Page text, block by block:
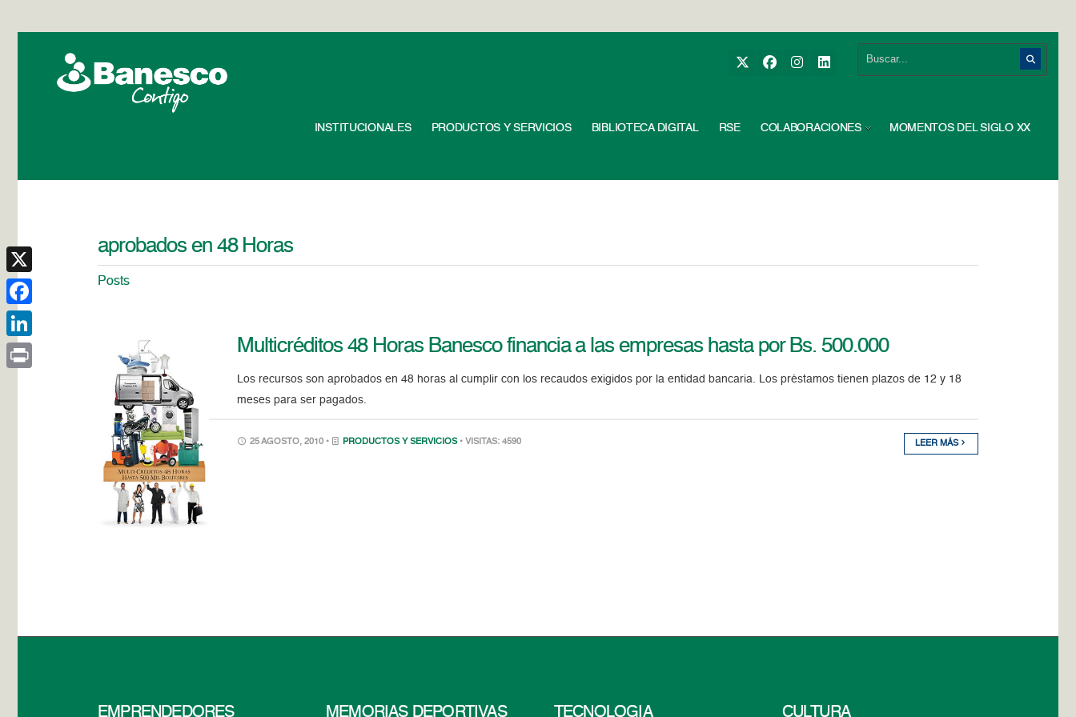
INSTITUCIONALES PRODUCTOS Y SERVICIOS BIBLIOTECA DIGITAL RSE COLABORACIONES MOMENTOS DEL SIGLO XX
aprobados en 48 Horas
Posts
Multicréditos 48 Horas Banesco financia a las empresas hasta por Bs. 500.000
Los recursos son aprobados en 48 horas al cumplir con los recaudos exigidos por la entidad bancaria. Los préstamos tienen plazos de 12 y 18
meses para ser pagados.
25 AGOSTO, 2010 • PRODUCTOS Y SERVICIOS • VISITAS: 4590 LEER MÁS
EMPRENDEDORES MEMORIAS DEPORTIVAS TECNOLOGÍA CULTURA
X
Facebook
LinkedIn